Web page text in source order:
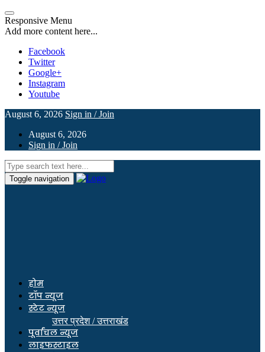
Responsive Menu
Add more content here...
Facebook
Twitter
Google+
Instagram
Youtube
August 6, 2026 Sign in / Join
August 6, 2026
Sign in / Join
Toggle navigation
होम
टॉप न्यूज
स्टेट न्यूज
उत्तर प्रदेश / उत्तराखंड
पूर्वांचल न्यूज
लाइफस्टाइल